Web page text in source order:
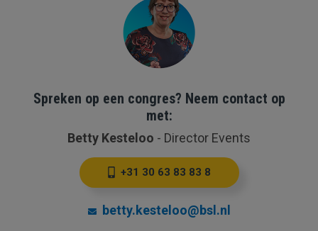
Spreken op een congres? Neem contact op
met:
Betty Kesteloo - Director Events
+31 30 63 83 83 8
betty.kesteloo@bsl.nl